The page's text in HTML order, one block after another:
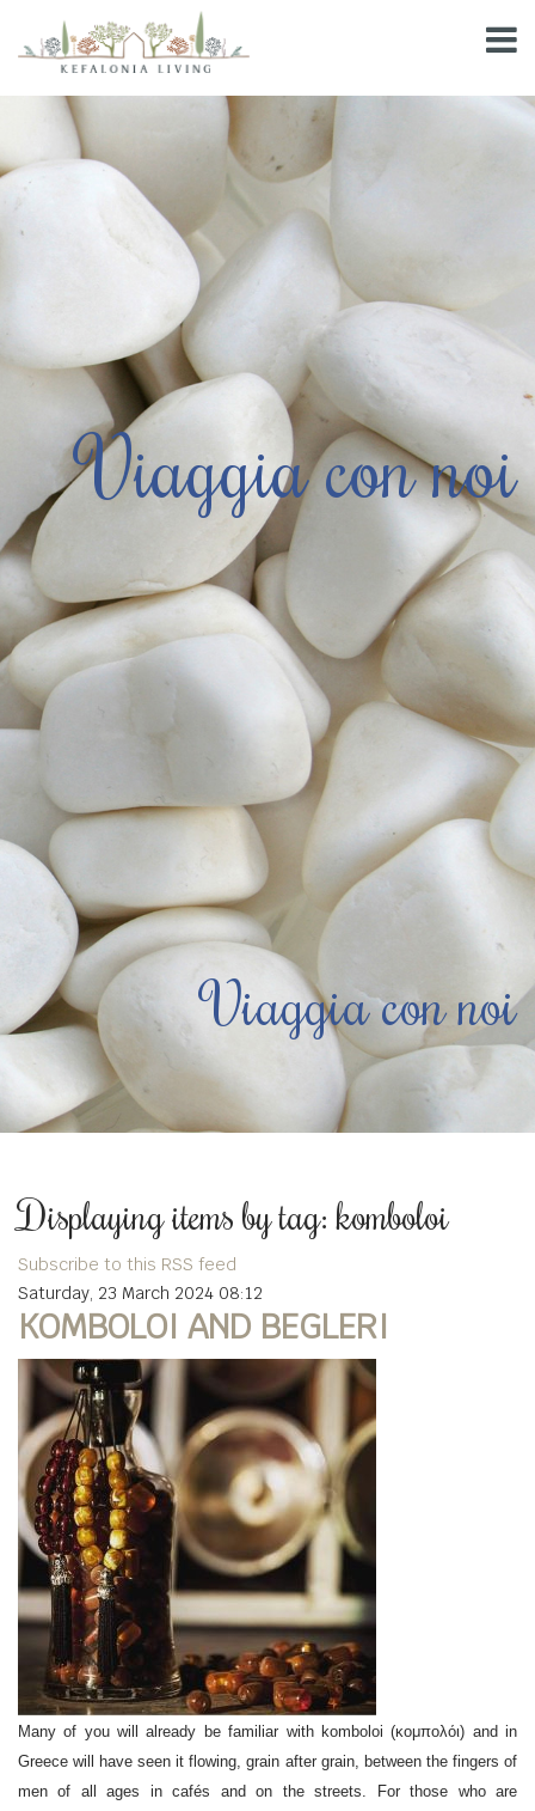
Viaggia con noi
Viaggia con noi
Displaying items by tag: komboloi
Subscribe to this RSS feed
Saturday, 23 March 2024 08:12
KOMBOLOI AND BEGLERI
Many of you will already be familiar with komboloi (κομπολόι) and in
Greece will have seen it flowing, grain after grain, between the fingers of
men of all ages in cafés and on the streets. For those who are